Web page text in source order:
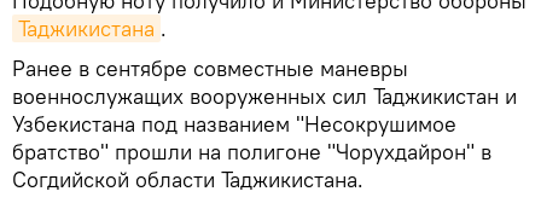
Таджикистана .
Ранее в сентябре совместные маневры
военнослужащих вооруженных сил Таджикистан и
Узбекистана под названием "Несокрушимое
братство" прошли на полигоне "Чорухдайрон" в
Согдийской области Таджикистана.